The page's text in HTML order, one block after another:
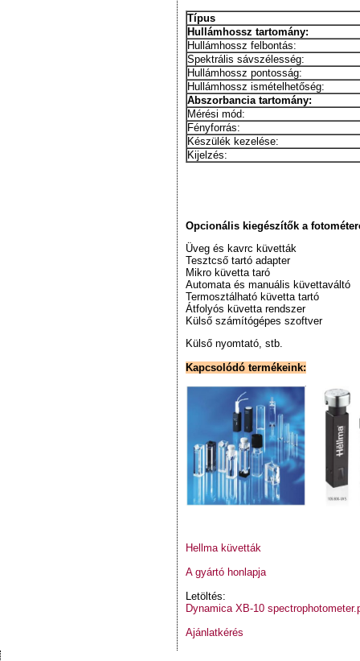
Típus
Hullámhossz tartomány:
Hullámhossz felbontás:
Spektrális sávszélesség:
Hullámhossz pontosság:
Hullámhossz ismételhetőség:
Abszorbancia tartomány:
Mérési mód:
Fényforrás:
Készülék kezelése:
Kijelzés:
Opcionális kiegészítők a
Üveg és kavrc küvetták
Tesztcső tartó adapter
Mikro küvetta taró
Automata és manuális küvettaváltó
Termosztálható küvetta tartó
Átfolyós küvetta rendszer
Külső számítógépes szoftver
Külső nyomtató, stb.
Kapcsolódó termékeink:
Hellma küvetták
A gyártó honlapja
Letöltés:
Dynamica XB-10
Ajánlatkérés